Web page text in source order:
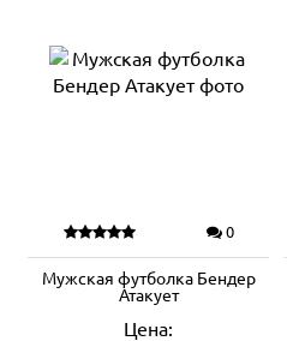
0
Мужская футболка Бендер
Атакует
Цена: